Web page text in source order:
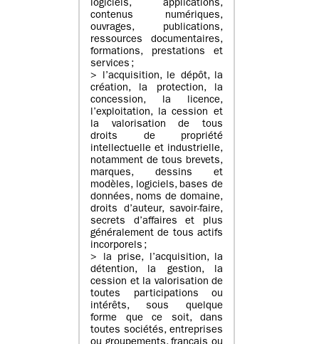
logiciels, applications,
contenus numériques,
ouvrages, publications,
ressources documentaires,
formations, prestations et
services ;
> l’acquisition, le dépôt, la
création, la protection, la
concession, la licence,
l’exploitation, la cession et
la valorisation de tous
droits de propriété
intellectuelle et industrielle,
notamment de tous brevets,
marques, dessins et
modèles, logiciels, bases de
données, noms de domaine,
droits d’auteur, savoir-faire,
secrets d’affaires et plus
généralement de tous actifs
incorporels ;
> la prise, l’acquisition, la
détention, la gestion, la
cession et la valorisation de
toutes participations ou
intérêts, sous quelque
forme que ce soit, dans
toutes sociétés, entreprises